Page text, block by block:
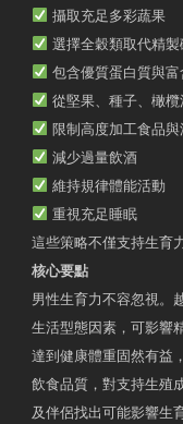
攝取充足多彩蔬果
選擇全穀類取代精製
包含優質蛋白質與
從堅果、種子、橄
限制高度加工食品與
減少過量飲酒
維持規律體能活動
重視充足睡眠
這些策略不僅支持生育
核心要點
男性生育力不容忽視。
生活型態因素，可影響
達到健康體重固然有益
飲食品質，對支持生殖
及伴侶找出可能影響生